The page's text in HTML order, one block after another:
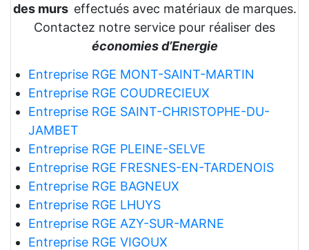
des murs effectués avec matériaux de marques.
Contactez notre service pour réaliser des
économies d’Energie
Entreprise RGE MONT-SAINT-MARTIN
Entreprise RGE COUDRECIEUX
Entreprise RGE SAINT-CHRISTOPHE-DU-
JAMBET
Entreprise RGE PLEINE-SELVE
Entreprise RGE FRESNES-EN-TARDENOIS
Entreprise RGE BAGNEUX
Entreprise RGE LHUYS
Entreprise RGE AZY-SUR-MARNE
Entreprise RGE VIGOUX